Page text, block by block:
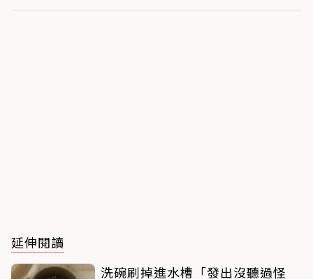
延伸閱讀
洗碗刷掉進水槽「發出沒聽過怪